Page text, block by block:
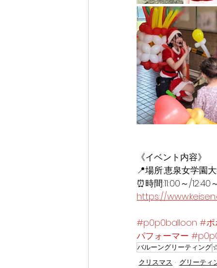
《イベント内容》
📍場所:恵泉女学園
⏰時間:11:00～/
https://
#p0p0balloon #ポ
パフォーマー
バルーングリーティング
クリスマス
グリーティ